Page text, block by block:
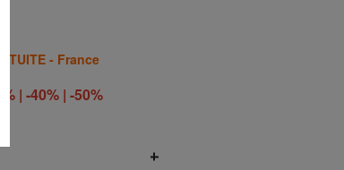
- France
| -40% | -50%